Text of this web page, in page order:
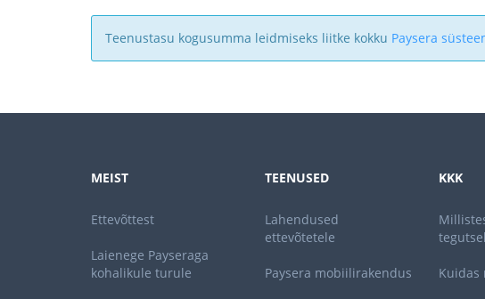
Teenustasu kogusumma leidmiseks liitke kokku Paysera
MEIST
Ettevõttest
Laienege Payseraga
kohalikule turule
TEENUSED
Lahendused
ettevõtetele
Paysera mobiilirakendus
KKK
Kuidas